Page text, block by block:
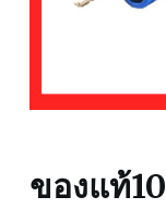
ของแท้